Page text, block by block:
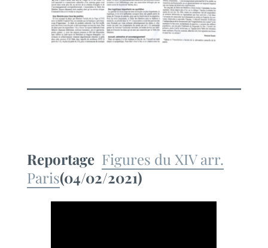
Reportage Figures du XIV arr.
Paris(04/02/2021)